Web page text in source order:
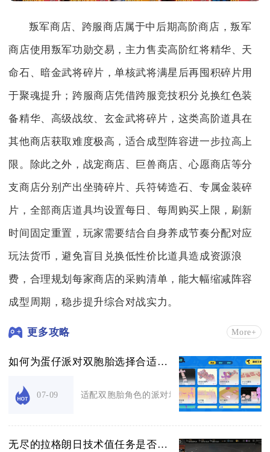
叛军商店、跨服商店属于中后期高阶商店，叛军
商店使用叛军功勋交易，主力售卖高阶红将精华、天
命石、暗金武将碎片，单核武将满星后再囤积碎片用
于聚魂提升；跨服商店凭借跨服竞技积分兑换红色装
备精华、高级战纹、玄金武将碎片，这类高阶道具在
其他商店获取难度极高，适合成型阵容进一步拉高上
限。除此之外，战宠商店、巨兽商店、心愿商店等分
支商店分别产出坐骑碎片、兵符铸造石、专属金装碎
片，全部商店道具均设置每日、每周购买上限，刷新
时间固定重置，玩家需要结合自身养成节奏分配对应
玩法货币，避免盲目兑换低性价比道具造成资源浪
费，合理规划每家商店的采购清单，能大幅缩减阵容
成型周期，稳步提升综合对战实力。
更多攻略 More+
如何为蛋仔派对双胞胎选择合适的派对场地
07-09 适配双胞胎角色的派对场地优先选择乐园双人专
无尽的拉格朗日技术值任务是否限制次数